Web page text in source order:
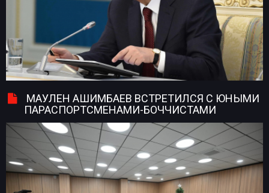
МАУЛЕН АШИМБАЕВ ВСТРЕТИЛСЯ С ЮНЫМИ
ПАРАСПОРТСМЕНАМИ-БОЧЧИСТАМИ